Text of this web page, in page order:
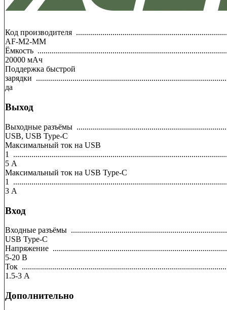
Код производителя
AF-M2-MM
Ёмкость
20000 мАч
Поддержка быстрой
зарядки
да
Выход
Выходные разъёмы
USB, USB Type-C
Максимальный ток на USB
1
5 А
Максимальный ток на USB Type-C
1
3 А
Вход
Входные разъёмы
USB Type-C
Напряжение
5-20 В
Ток
1.5-3 А
Дополнительно